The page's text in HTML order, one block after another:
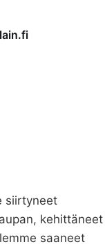
siirtyneet
kehittäneet
saaneet